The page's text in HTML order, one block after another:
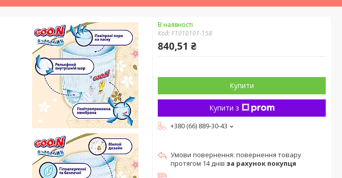
В наявності
Код:F1010101-158
840,51 ₴
Купити
Купити з
+380 (66) 889-30-43
повернення товару
протягом 14 днів за рахунок покупця